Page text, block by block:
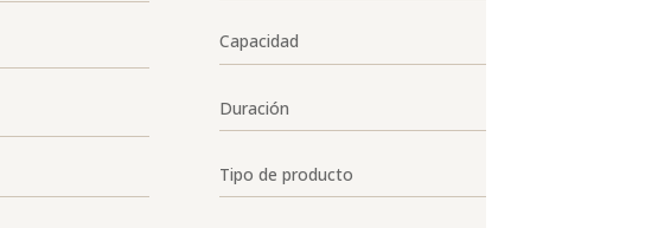
Capacidad
Duración
Tipo de producto